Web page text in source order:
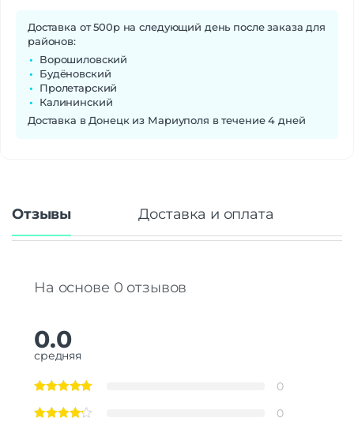
Доставка от 500р на следующий день после заказа для
районов:
Ворошиловский
Будёновский
Пролетарский
Калининский
Доставка в Донецк из Мариуполя в течение 4 дней
Отзывы Доставка и оплата
На основе 0 отзывов
0.0
средняя
0
0